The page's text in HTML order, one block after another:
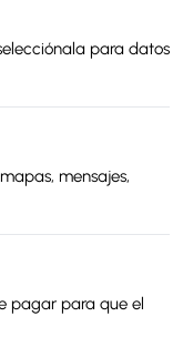
para datos
mensajes,
pagar para que el